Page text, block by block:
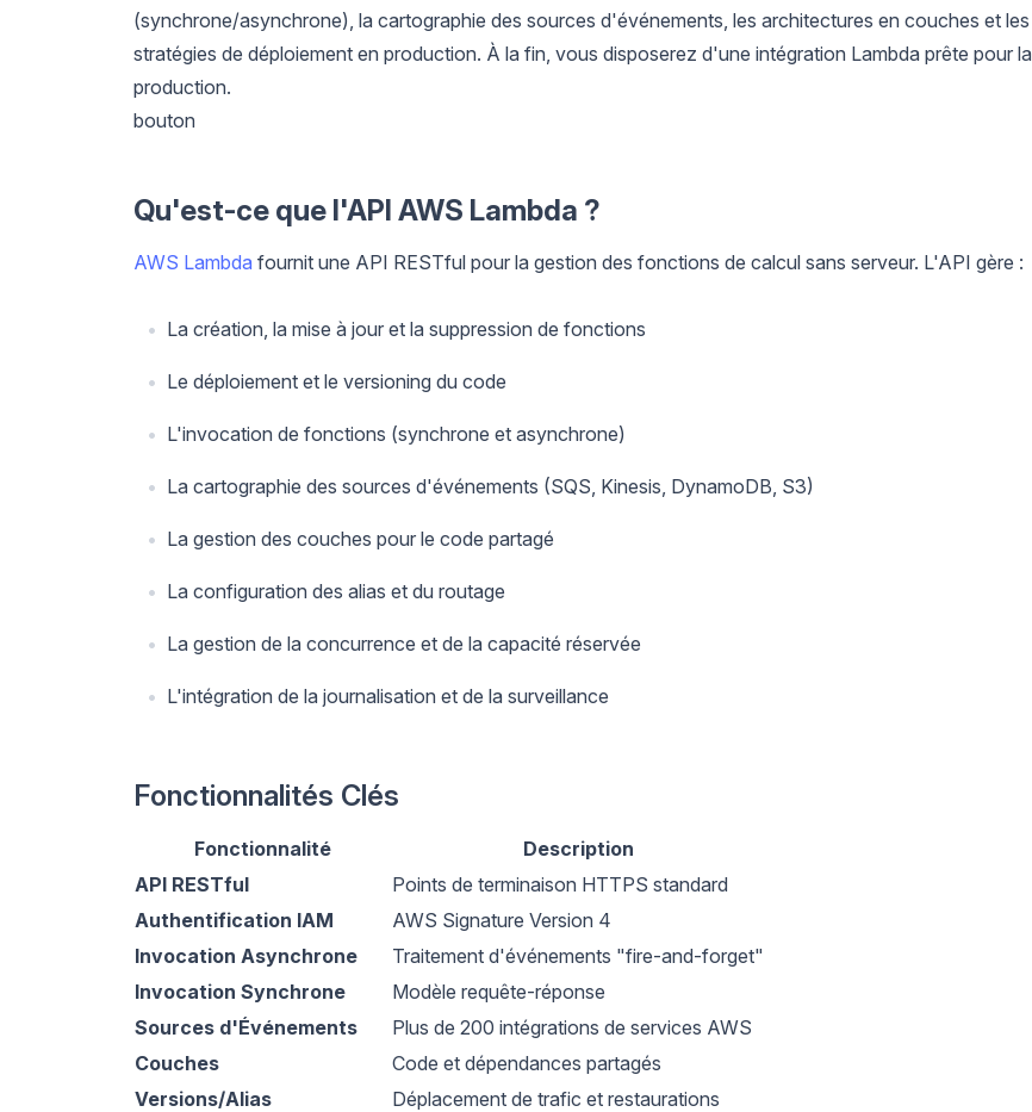
(synchrone/asynchrone), la cartographie des sources d'événements, les architectures en couches et les
stratégies de déploiement en production. À la fin, vous disposerez d'une intégration Lambda prête pour la
production.
bouton
Qu'est-ce que l'API AWS Lambda ?
AWS Lambda fournit une API RESTful pour la gestion des fonctions de calcul sans serveur. L'API gère :
La création, la mise à jour et la suppression de fonctions
Le déploiement et le versioning du code
L'invocation de fonctions (synchrone et asynchrone)
La cartographie des sources d'événements (SQS, Kinesis, DynamoDB, S3)
La gestion des couches pour le code partagé
La configuration des alias et du routage
La gestion de la concurrence et de la capacité réservée
L'intégration de la journalisation et de la surveillance
Fonctionnalités Clés
Fonctionnalité
Description
API RESTful
Points de terminaison HTTPS standard
Authentification IAM
AWS Signature Version 4
Invocation Asynchrone
Traitement d'événements "fire-and-forget"
Invocation Synchrone
Modèle requête-réponse
Sources d'Événements
Plus de 200 intégrations de services AWS
Couches
Code et dépendances partagés
Versions/Alias
Déplacement de trafic et restaurations